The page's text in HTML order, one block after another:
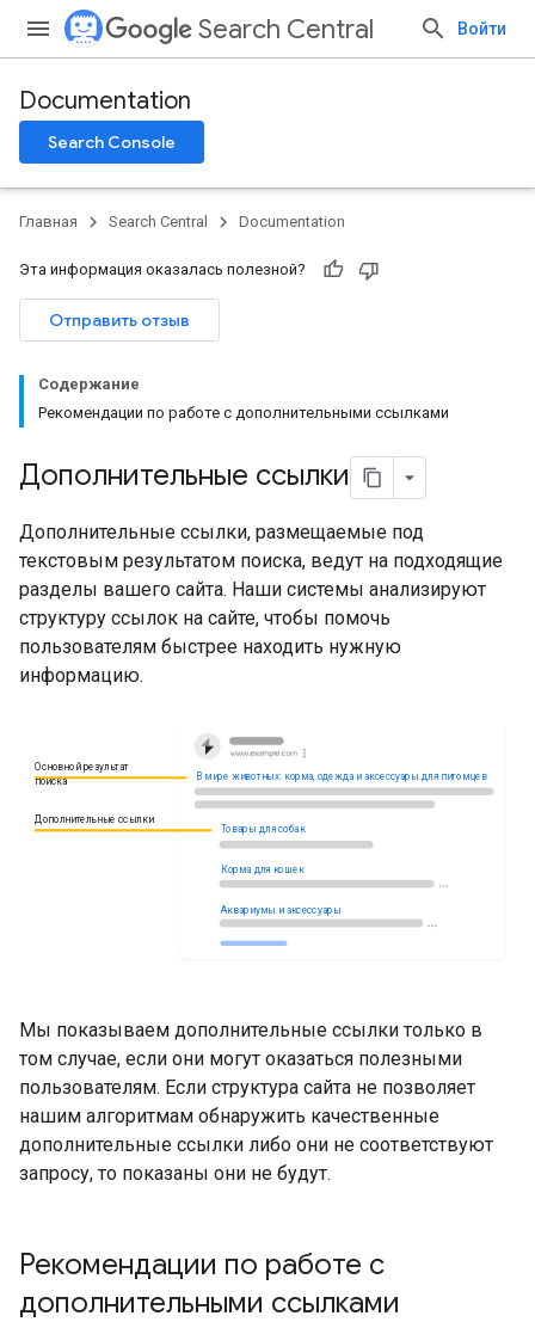
Search Central Войти
Documentation
Search Console
Главная Search Central Documentation
Эта информация оказалась полезной?
Отправить отзыв
Содержание
Рекомендации по работе с дополнительными ссылками
Дополнительные ссылки
Дополнительные ссылки, размещаемые под
текстовым результатом поиска, ведут на подходящие
разделы вашего сайта. Наши системы анализируют
структуру ссылок на сайте, чтобы помочь
пользователям быстрее находить нужную
информацию.
В мире животных: корма, одежда и аксессуары для питомцев
Товары для собак
Корма для кошек
Аквариумы и аксессуары
Основной результат
поиска
Дополнительные ссылки
Мы показываем дополнительные ссылки только в
том случае, если они могут оказаться полезными
пользователям. Если структура сайта не позволяет
нашим алгоритмам обнаружить качественные
дополнительные ссылки либо они не соответствуют
запросу, то показаны они не будут.
Рекомендации по работе с
дополнительными ссылками